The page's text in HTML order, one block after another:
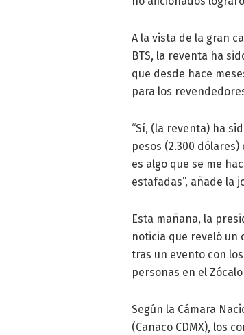
A la vista de la gran
BTS, la reventa ha
que desde hace
para los
“Sí, (la reventa) ha
pesos (2.300
es algo que se me
estafadas”, añade la
Esta mañana, la
noticia que reveló un
tras un evento con
personas en el
Según la Cámara
(Canaco CDMX), los